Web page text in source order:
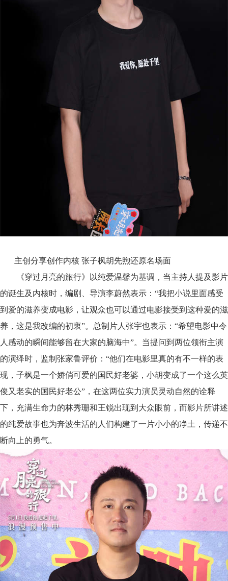
主创分享创作内核 张子枫胡先煦还原名场面
《穿过月亮的旅行》以纯爱温馨为基调，当主持人提及影片
的诞生及内核时，编剧、导演李蔚然表示： “我把小说里面感受
到爱的滋养变成电影，让观众也可以通过电影接受到这种爱的滋
养，这是我改编的初衷”。总制片人张宇也表示：“希望电影中令
人感动的瞬间能够留在大家的脑海中”。 当提问到 两位领衔主演
的演绎时 ，监制张家鲁评价 ： “他们在电影里真的有不一样的表
现，子枫是一个娇俏可爱的国民好老婆 ， 小胡变成了一个这么英
俊又老实的国民好老公”，在这两位实力演员灵动自然的诠释
下，充满生命力的林秀珊和王锐出现到大众眼前 ，而影片所讲述
的纯爱故事也为奔波生活的人们构建了一片小小的净土 ，传递不
断向上的勇气。